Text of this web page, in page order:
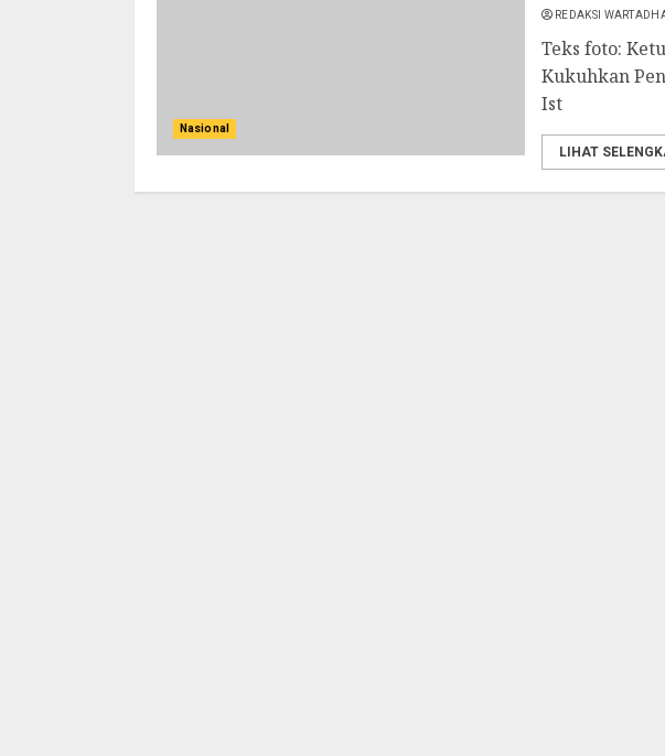
Nasional
REDAKSI
Teks foto:
Kukuhkan
Ist
LIHAT